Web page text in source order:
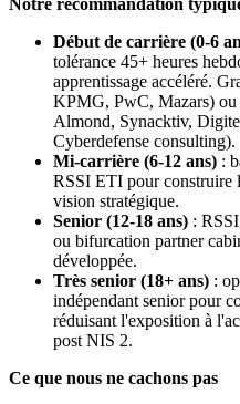
Début de carrière (0-6
tolérance 45+ heures
apprentissage accéléré.
KPMG, PwC, Mazars) ou
Almond, Synacktiv,
Cyberdefense consulting).
Mi-carrière (6-12 ans) :
RSSI ETI pour construire
vision stratégique.
Senior (12-18 ans) :
ou bifurcation partner
développée.
Très senior (18+ ans) :
indépendant senior pour
réduisant l'exposition à
post NIS 2.
Ce que nous ne cachons pas